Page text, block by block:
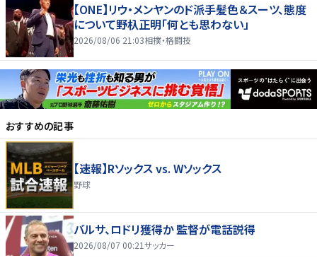
【ONE】リウ・メンヤンのド派手髪色＆スーツ、態度
について野杁正明「何とも思わない」
2026/08/06 21:03相撲・格闘技
おすすめの記事
【速報】Rソックス vs. Wソックス
野球
バルサ、ロドリ獲得か 監督が電話説得
2026/08/07 00:21サッカー